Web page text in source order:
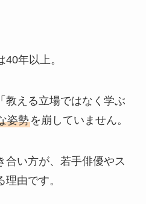
年以上。
教える立場ではなく学ぶ
姿勢を崩していません。
合い方が、若手俳優やス
由です。